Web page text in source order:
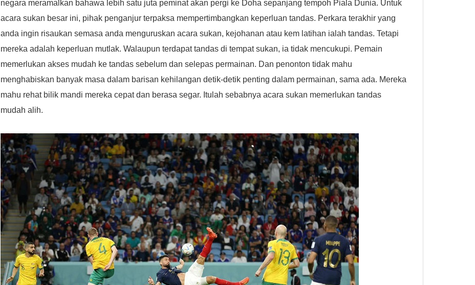
negara meramalkan bahawa lebih satu juta peminat akan pergi ke Doha sepanjang tempoh Piala Dunia. Untuk
acara sukan besar ini, pihak penganjur terpaksa mempertimbangkan keperluan tandas. Perkara terakhir yang
anda ingin risaukan semasa anda menguruskan acara sukan, kejohanan atau kem latihan ialah tandas. Tetapi
mereka adalah keperluan mutlak. Walaupun terdapat tandas di tempat sukan, ia tidak mencukupi. Pemain
memerlukan akses mudah ke tandas sebelum dan selepas permainan. Dan penonton tidak mahu
menghabiskan banyak masa dalam barisan kehilangan detik-detik penting dalam permainan, sama ada. Mereka
mahu rehat bilik mandi mereka cepat dan berasa segar. Itulah sebabnya acara sukan memerlukan tandas
mudah alih.